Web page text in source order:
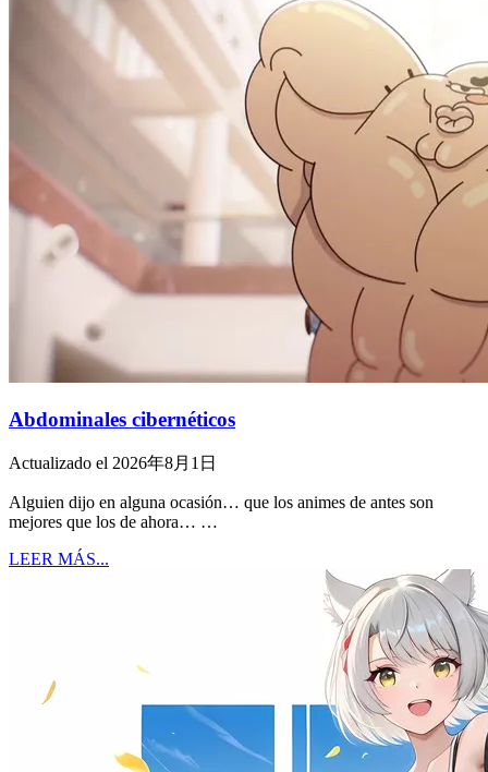
Abdominales cibernéticos
Actualizado el 2026年8月1日
Alguien dijo en alguna ocasión… que los animes de antes son
mejores que los de ahora… …
LEER MÁS...